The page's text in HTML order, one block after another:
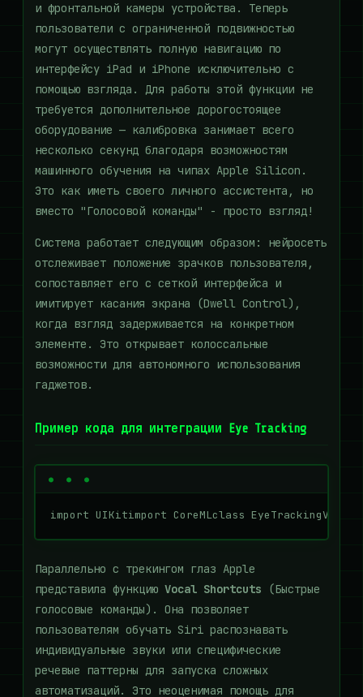
и фронтальной камеры устройства. Теперь
пользователи с ограниченной подвижностью
могут осуществлять полную навигацию по
интерфейсу iPad и iPhone исключительно с
помощью взгляда. Для работы этой функции не
требуется дополнительное дорогостоящее
оборудование — калибровка занимает всего
несколько секунд благодаря возможностям
машинного обучения на чипах Apple Silicon.
Это как иметь своего личного ассистента, но
вместо "Голосовой команды" - просто взгляд!
Система работает следующим образом: нейросеть
отслеживает положение зрачков пользователя,
сопоставляет его с сеткой интерфейса и
имитирует касания экрана (Dwell Control),
когда взгляд задерживается на конкретном
элементе. Это открывает колоссальные
возможности для автономного использования
гаджетов.
Пример кода для интеграции Eye Tracking
import UIKitimport CoreMLclass
Параллельно с трекингом глаз Apple
представила функцию Vocal Shortcuts (Быстрые
голосовые команды). Она позволяет
пользователям обучать Siri распознавать
индивидуальные звуки или специфические
речевые паттерны для запуска сложных
автоматизаций. Это неоценимая помощь для